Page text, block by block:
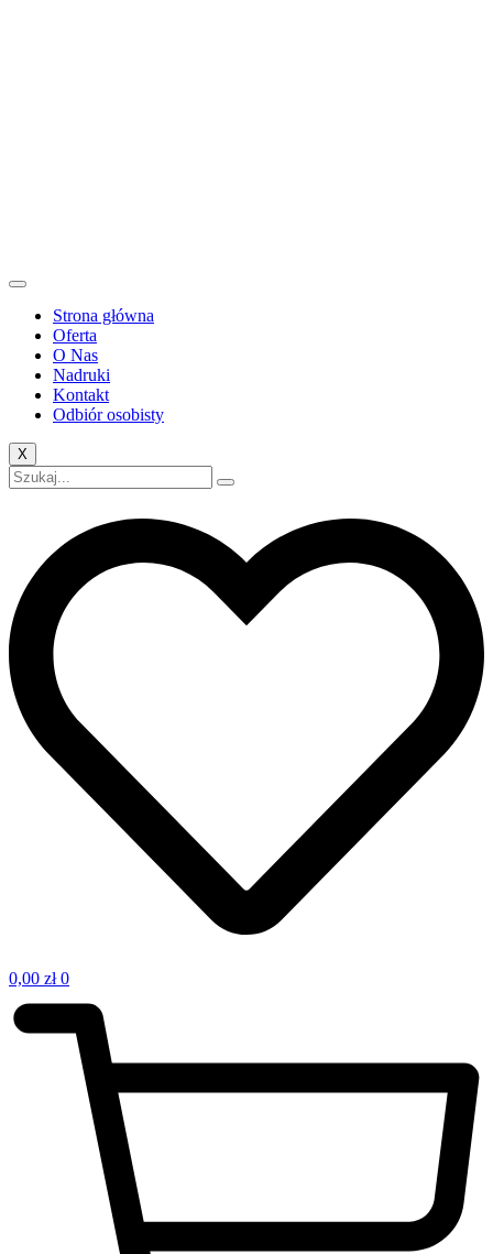
Strona główna
Oferta
O Nas
Nadruki
Kontakt
Odbiór osobisty
X
0,00 zł 0